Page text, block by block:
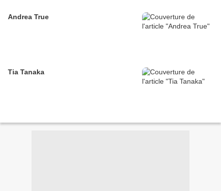
Andrea True
Tia Tanaka